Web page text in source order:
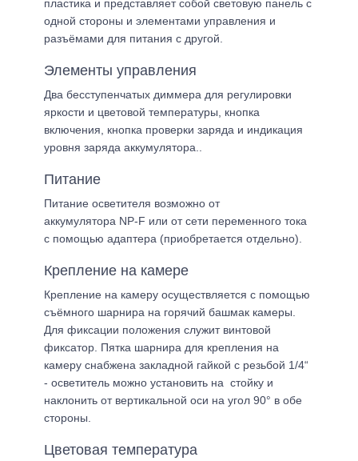
пластика и представляет собой световую панель с
одной стороны и элементами управления и
разъёмами для питания с другой.
Элементы управления
Два бесступенчатых диммера для регулировки
яркости и цветовой температуры, кнопка
включения, кнопка проверки заряда и индикация
уровня заряда аккумулятора..
Питание
Питание осветителя возможно от
аккумулятора NP-F или от сети переменного тока
с помощью адаптера (приобретается отдельно).
Крепление на камере
Крепление на камеру осуществляется с помощью
съёмного шарнира на горячий башмак камеры.
Для фиксации положения служит винтовой
фиксатор. Пятка шарнира для крепления на
камеру снабжена закладной гайкой с резьбой 1/4“
- осветитель можно установить на стойку и
наклонить от вертикальной оси на угол 90° в обе
стороны.
Цветовая температура